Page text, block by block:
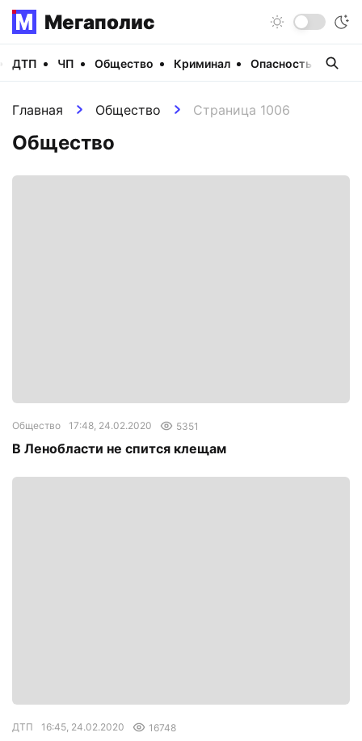
Мегаполис
ДТП ЧП Общество Криминал Опасность
Главная Общество Страница 1006
Общество
Общество 17:48, 24.02.2020 5351
В Ленобласти не спится клещам
ДТП 16:45, 24.02.2020 16748